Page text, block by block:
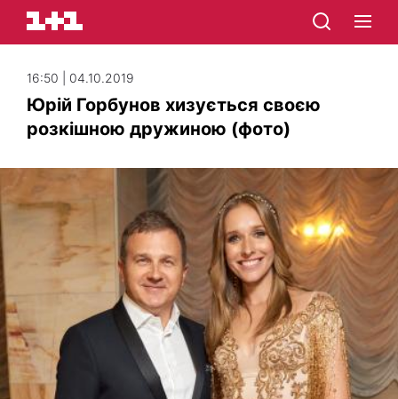
16:50 | 04.10.2019
Юрій Горбунов хизується своєю
розкішною дружиною (фото)